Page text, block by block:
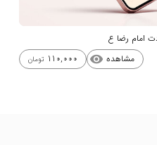
امام رضا ع
مشاهده visibility
110,000 تومان